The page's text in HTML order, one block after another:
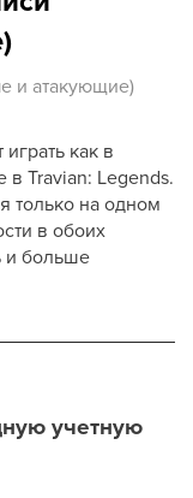
и атакующие)
как в
Travian: Legends.
только на одном
в обоих
и больше
учетную